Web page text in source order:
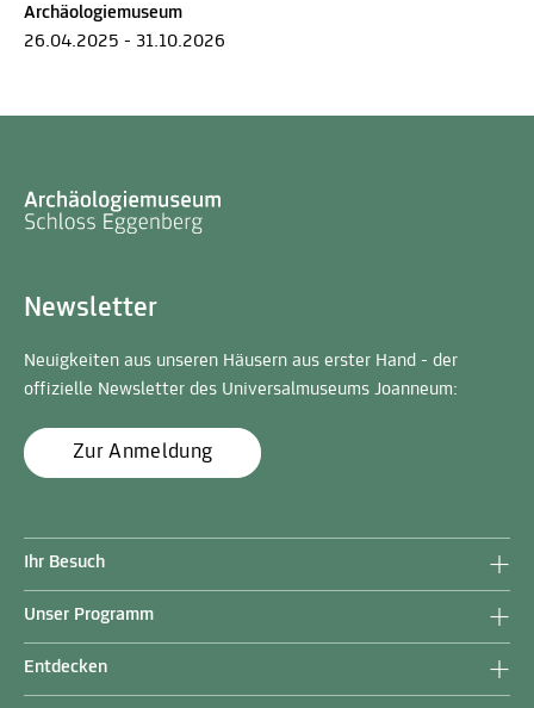
Archäologiemuseum
26.04.2025 - 31.10.2026
Newsletter
Neuigkeiten aus unseren Häusern aus erster Hand - der
offizielle Newsletter des Universalmuseums Joanneum:
Zur Anmeldung
Ihr Besuch
Unser Programm
Entdecken